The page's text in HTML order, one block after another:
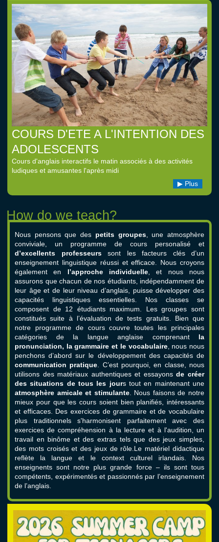
COURS D'ETE A L'INTENTION DES
ADOLESCENTS
Cours d'anglais interactifs le matin associés à des activités
ludiques et amusantes l'après midi
Plus
Nous pensons que des petits groupes, une atmosphère
conviviale, un programme de cours personalisé et
d’excellents professeurssont les facteurs clés d’un
enseignement linguistique réussi et efficace. Nous croyons
également en l’approche individuelle, et nous nous
assurons que chacun de nos étudiants, indépendamment de
leur âge et de leur niveau d’anglais, puisse développer des
capacités linguistiques essentielles. Nos classes se
composent de 12 étudiants maximum. Les groupes sont
constitués suite à l’évaluation de tests gratuits. Bien que
notre programme de cours couvre toutes les principales
catégories de la langue anglaise comprenantla
pronunciation, la grammaire et le vocabulaire, nous nous
penchons d’abord sur le développement des capacités de
communication pratique. C’est pourquoi, en classe, nous
utilisons des matériaux authentiques et essayonsde créer
des situations de tous les jours tout en maintenant une
atmosphère amicale et stimulante. Nous faisons de notre
mieux pour que les cours soient bien planifiés, intéressants
et efficaces. Des exercices de grammaire et de vocabulaire
plus traditionnels s'harmonisent parfaitement avec des
exercices de compréhension à la lecture et à l'audition, un
travail en binôme et des extras tels que des jeux simples,
des mots croisés et des jeux de rôle.Le matériel didactique
reflète la langue et le context culturel irlandais. Nos
enseignents sont notre plus grande force – ils sont tous
compétents, expérimentés et passionnés par l’enseignement
de l’anglais.